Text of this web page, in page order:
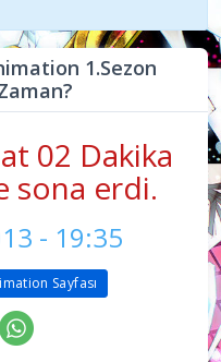
1.Sezon
02 Dakika
sona erdi.
- 19:35
Sayfası